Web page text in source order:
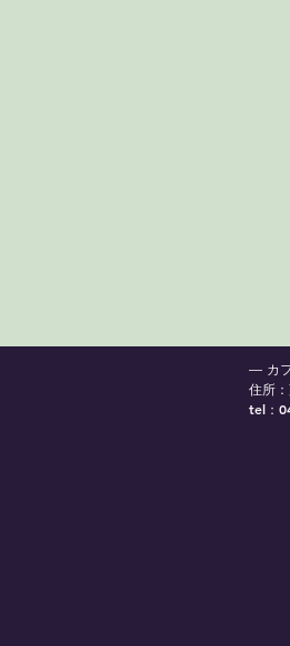
― カ
住所
tel：